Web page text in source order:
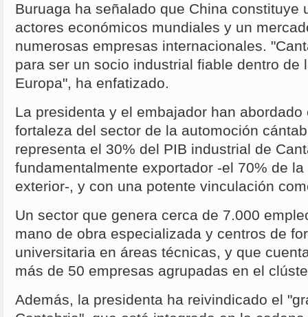
Buruaga ha señalado que China constituye
actores económicos mundiales y un
numerosas empresas internacionales.
para ser un socio industrial fiable dentro de
Europa", ha enfatizado.
La presidenta y el embajador han
fortaleza del sector de la automoción
representa el 30% del PIB industrial de
fundamentalmente exportador -el 70% de
exterior-, y con una potente vinculación
Un sector que genera cerca de 7.000
mano de obra especializada y centros de
universitaria en áreas técnicas, y que
más de 50 empresas agrupadas en el
Además, la presidenta ha reivindicado el